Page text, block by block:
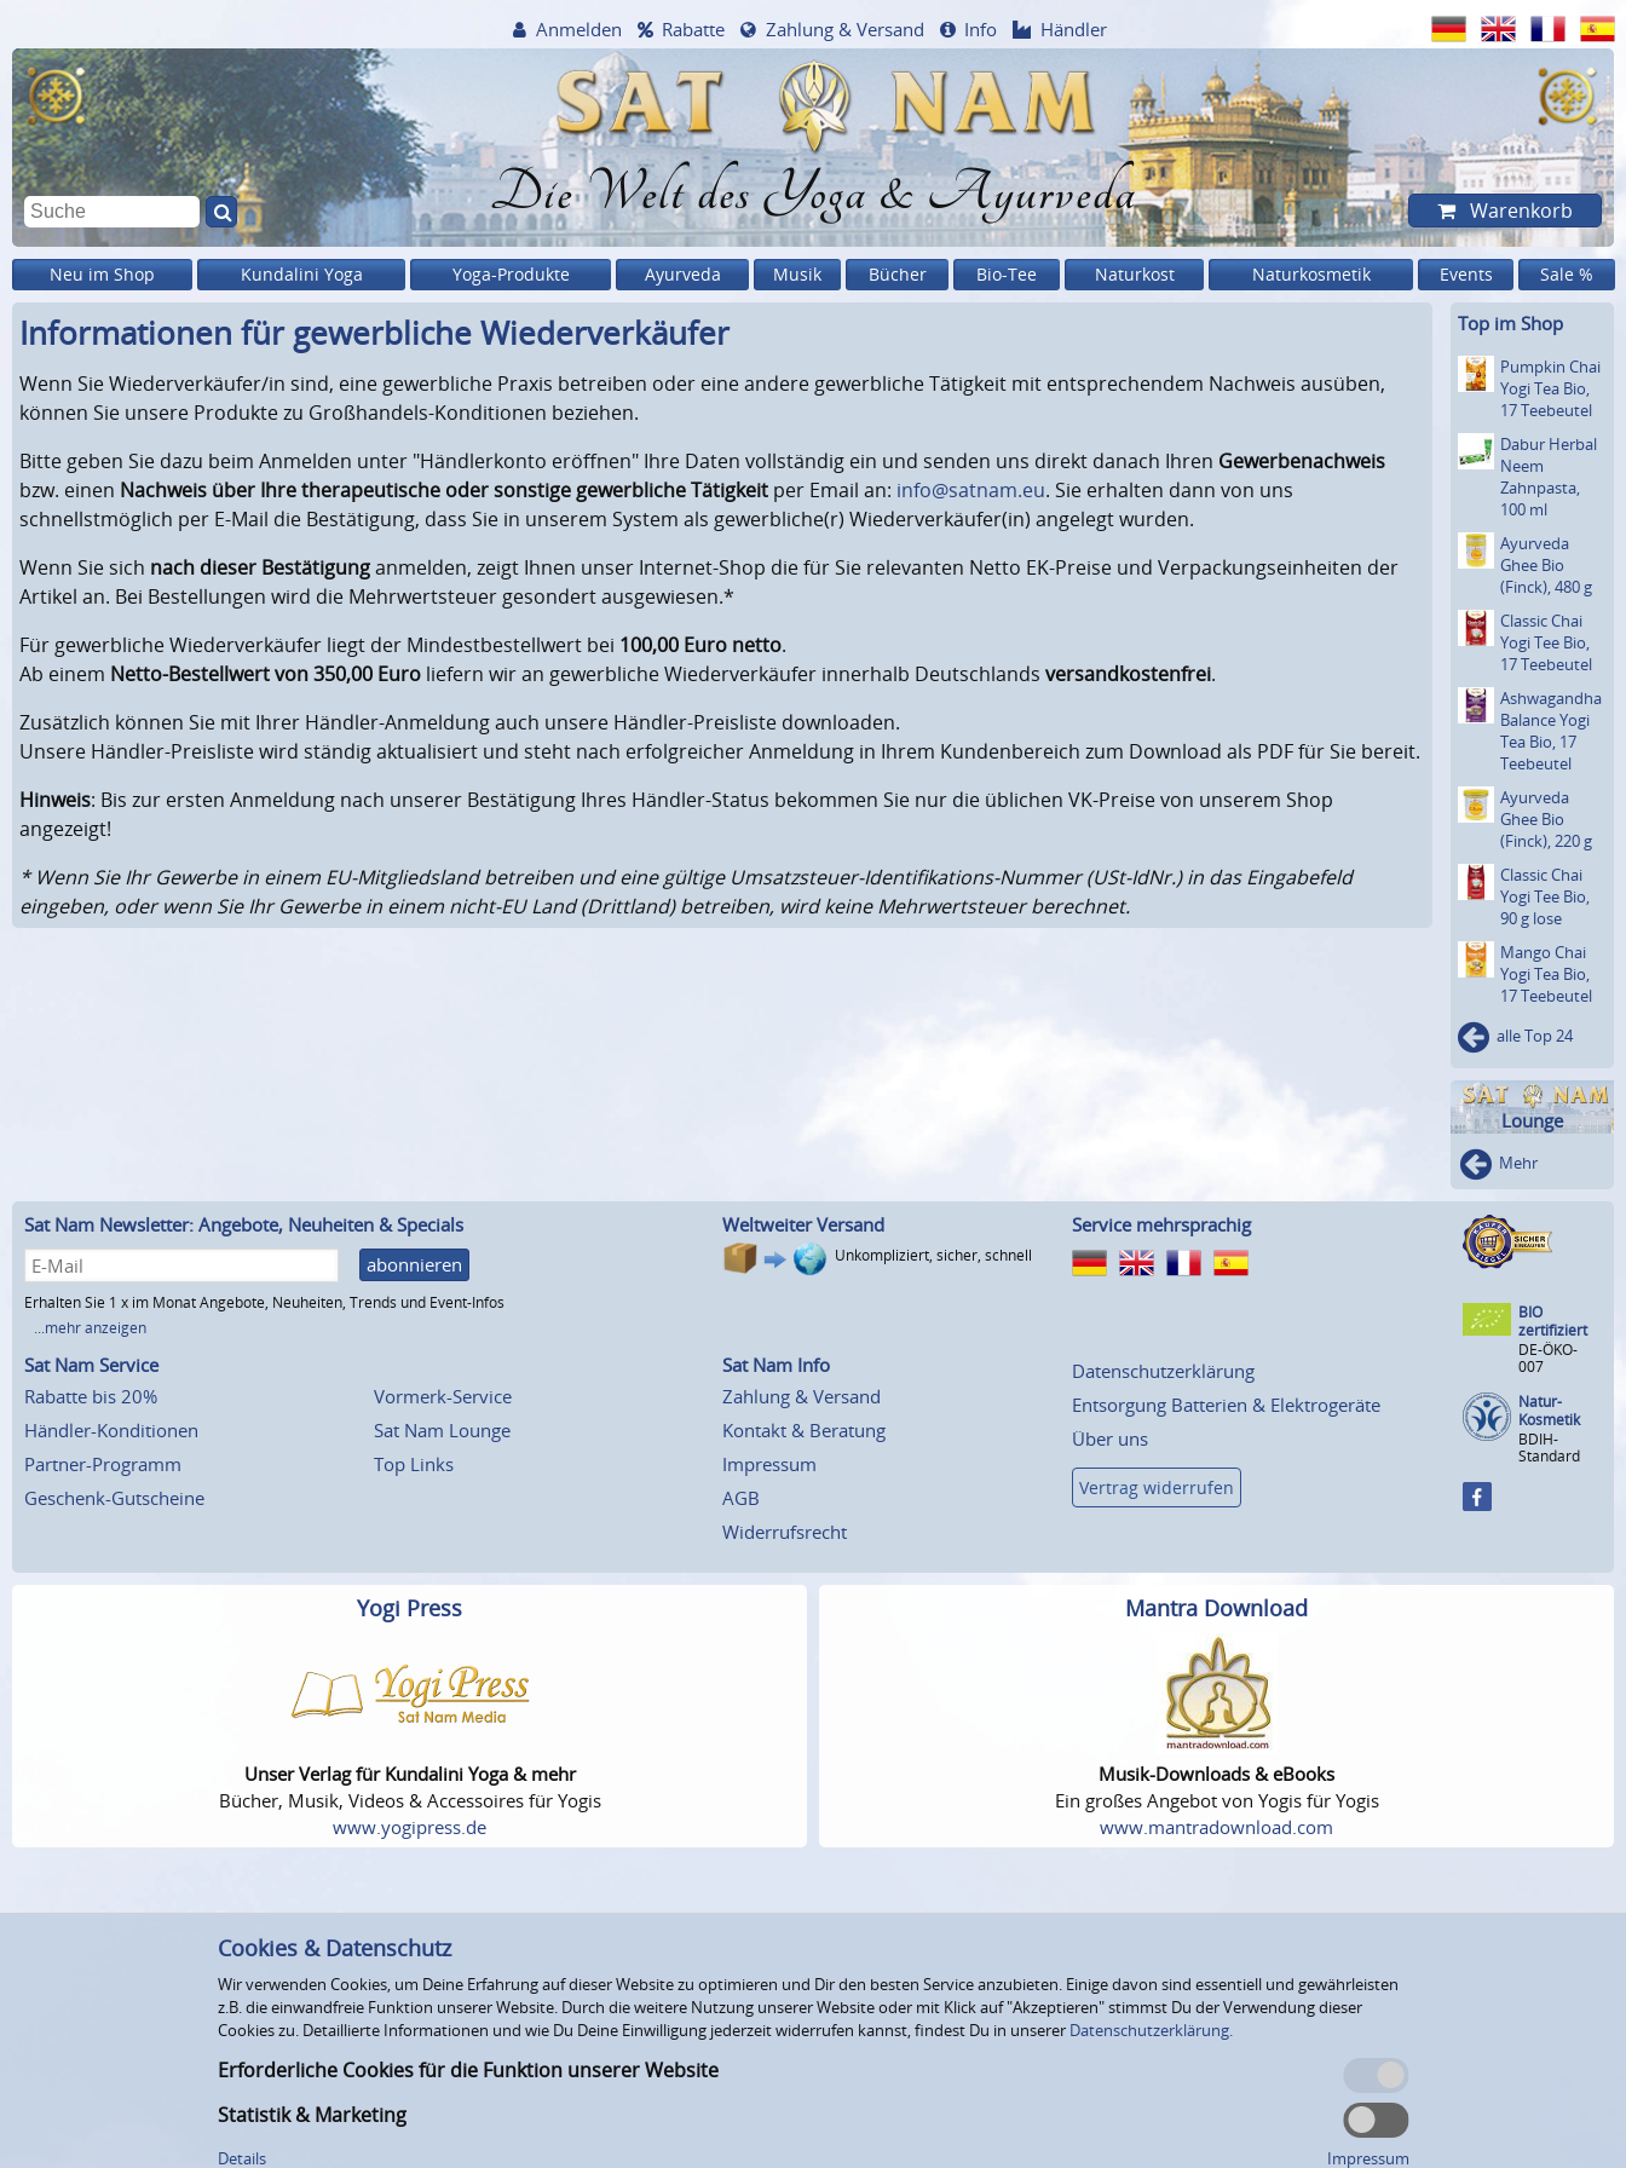
Die Welt des Yoga & Ayurveda
Anmelden Rabatte Zahlung & Versand Info Händler
Warenkorb
Neu im Shop Kundalini Yoga Yoga-Produkte Ayurveda Musik Bücher Bio-Tee Naturkost Naturkosmetik Events Sale %
Informationen für gewerbliche Wiederverkäufer
Wenn Sie Wiederverkäufer/in sind, eine gewerbliche Praxis betreiben oder eine andere gewerbliche Tätigkeit mit entsprechendem Nachweis ausüben,
können Sie unsere Produkte zu Großhandels-Konditionen beziehen.
Bitte geben Sie dazu beim Anmelden unter "Händlerkonto eröffnen" Ihre Daten vollständig ein und senden uns direkt danach Ihren Gewerbenachweis
bzw. einen Nachweis über Ihre therapeutische oder sonstige gewerbliche Tätigkeit per Email an: info@satnam.eu. Sie erhalten dann von uns
schnellstmöglich per E-Mail die Bestätigung, dass Sie in unserem System als gewerbliche(r) Wiederverkäufer(in) angelegt wurden.
Wenn Sie sich nach dieser Bestätigunganmelden, zeigt Ihnen unser Internet-Shop die für Sie relevanten Netto EK-Preise und Verpackungseinheiten der
Artikel an. Bei Bestellungen wird die Mehrwertsteuer gesondert ausgewiesen.*
Für gewerbliche Wiederverkäufer liegt der Mindestbestellwert bei 100,00 Euro netto.
Ab einem Netto-Bestellwert von 350,00 Euro liefern wir an gewerbliche Wiederverkäufer innerhalb Deutschlands versandkostenfrei.
Zusätzlich können Sie mit Ihrer Händler-Anmeldung auch unsere Händler-Preisliste downloaden.
Unsere Händler-Preisliste wird ständig aktualisiert und steht nach erfolgreicher Anmeldung in Ihrem Kundenbereich zum Download als PDF für Sie bereit.
Hinweis: Bis zur ersten Anmeldung nach unserer Bestätigung Ihres Händler-Status bekommen Sie nur die üblichen VK-Preise von unserem Shop
angezeigt!
* Wenn Sie Ihr Gewerbe in einem EU-Mitgliedsland betreiben und eine gültige Umsatzsteuer-Identifikations-Nummer (USt-IdNr.) in das Eingabefeld
eingeben, oder wenn Sie Ihr Gewerbe in einem nicht-EU Land (Drittland) betreiben, wird keine Mehrwertsteuer berechnet.
Top im Shop
Pumpkin Chai
Yogi Tea Bio,
17 Teebeutel
Dabur Herbal
Neem
Zahnpasta,
100 ml
Ayurveda
Ghee Bio
(Finck), 480 g
Classic Chai
Yogi Tee Bio,
17 Teebeutel
Ashwagan­dha
Balance Yogi
Tea Bio, 17
Teebeutel
Ayurveda
Ghee Bio
(Finck), 220 g
Classic Chai
Yogi Tee Bio,
90 g lose
Mango Chai
Yogi Tea Bio,
17 Teebeutel
alle Top 24
Lounge
Mehr
Sat Nam Newsletter: Angebote, Neuheiten & Specials
abonnieren
Erhalten Sie 1 x im Monat Angebote, Neuheiten, Trends und Event-Infos
...mehr anzeigen
Weltweiter Versand
Unkompliziert, sicher, schnell
Service mehrsprachig
Sat Nam Service
Rabatte bis 20%
Händler-Konditionen
Partner-Programm
Geschenk-Gutscheine
Vormerk-Service
Sat Nam Lounge
Top Links
Sat Nam Info
Zahlung & Versand
Kontakt & Beratung
Impressum
AGB
Widerrufsrecht
Datenschutzerklärung
Entsorgung Batterien & Elektrogeräte
Über uns
Vertrag widerrufen
BIO
zertifiziert
DE-ÖKO-
007
Natur-
Kosmetik
BDIH-
Standard
Yogi Press
Unser Verlag für Kundalini Yoga & mehr
Bücher, Musik, Videos & Accessoires für Yogis
www.yogipress.de
Mantra Download
Musik-Downloads & eBooks
Ein großes Angebot von Yogis für Yogis
www.mantradownload.com
Cookies & Datenschutz
Wir verwenden Cookies, um Deine Erfahrung auf dieser Website zu optimieren und Dir den besten Service anzubieten. Einige davon sind essentiell und gewährleisten
z.B. die einwandfreie Funktion unserer Website. Durch die weitere Nutzung unserer Website oder mit Klick auf "Akzeptieren" stimmst Du der Verwendung dieser
Cookies zu. Detaillierte Informationen und wie Du Deine Einwilligung jederzeit widerrufen kannst, findest Du in unserer Datenschutzerklärung.
Erforderliche Cookies für die Funktion unserer Website
Statistik & Marketing
Details Impressum